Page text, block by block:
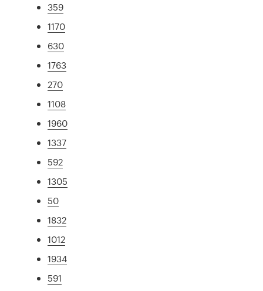
359
1170
630
1763
270
1108
1960
1337
592
1305
50
1832
1012
1934
591